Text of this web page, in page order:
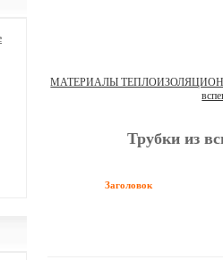
МАТЕРИАЛЫ
Трубки из
Заголовок